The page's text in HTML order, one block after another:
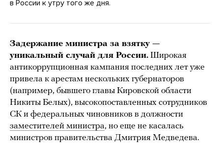
в России к утру того же дня.
Задержание министра за взятку —
уникальный случай для России. Широкая
антикоррупционная кампания последних лет уже
привела к арестам нескольких губернаторов
(например, бывшего главы Кировской области
Никиты Белых), высокопоставленных сотрудников
СК и федеральных чиновников в должности
заместителей министра, но еще не касалась
министров правительства Дмитрия Медведева.